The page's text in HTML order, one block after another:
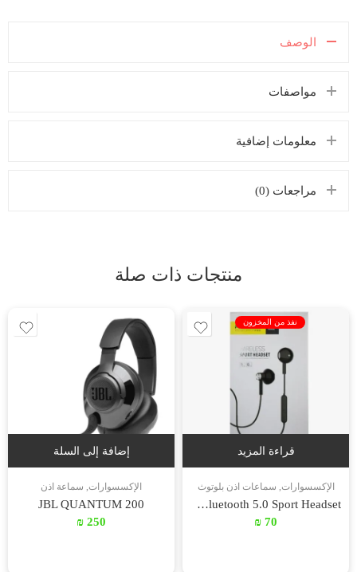
الوصف
مواصفات
معلومات إضافية
مراجعات (0)
منتجات ذات صلة
نفذ من المخزون
قراءة المزيد
الإكسسوارات, سماعات اذن بلوتوث
PAVAREAL PA-BT25 Wireless Bluetooth 5.0 Sport Headset
70
₪
إضافة إلى السلة
الإكسسوارات, سماعة اذن
JBL QUANTUM 200
250
₪